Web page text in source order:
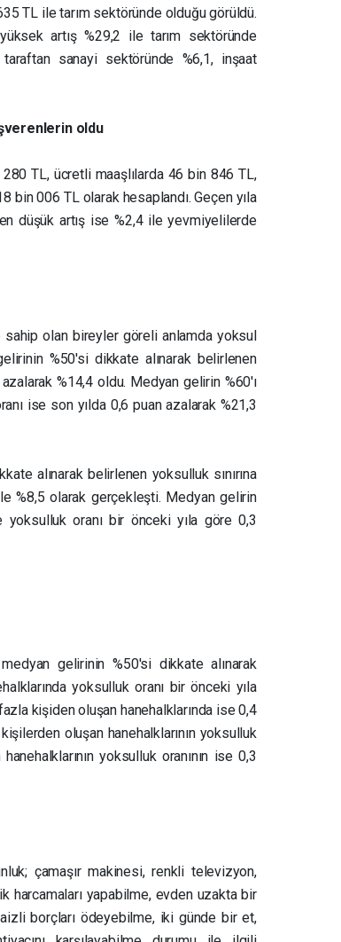
TL ile tarım sektöründe olduğu görüldü.
artış %29,2 ile tarım sektöründe
sanayi sektöründe %6,1, inşaat
oldu
TL, ücretli maaşlılarda 46 bin 846 TL,
bin 006 TL olarak hesaplandı. Geçen yıla
düşük artış ise %2,4 ile yevmiyelilerde
sahip olan bireyler göreli anlamda yoksul
%50'si dikkate alınarak belirlenen
%14,4 oldu. Medyan gelirin %60'ı
ise son yılda 0,6 puan azalarak %21,3
alınarak belirlenen yoksulluk sınırına
%8,5 olarak gerçekleşti. Medyan gelirin
yoksulluk oranı bir önceki yıla göre 0,3
gelirinin %50'si dikkate alınarak
yoksulluk oranı bir önceki yıla
kişiden oluşan hanehalklarında ise 0,4
oluşan hanehalklarının yoksulluk
yoksulluk oranının ise 0,3
çamaşır makinesi, renkli televizyon,
yapabilme, evden uzakta bir
borçları ödeyebilme, iki günde bir et,